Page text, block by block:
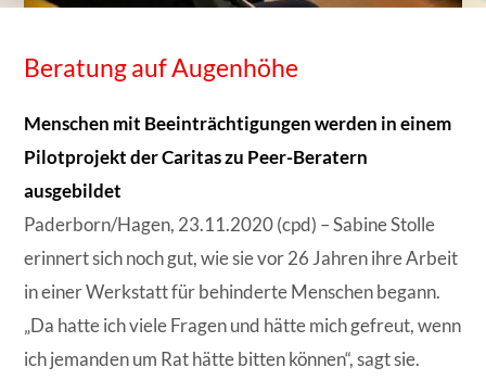
Beratung auf Augenhöhe
Menschen mit Beeinträchtigungen werden in einem
Pilotprojekt der Caritas zu Peer-Beratern
ausgebildet
Paderborn/Hagen, 23.11.2020 (cpd) – Sabine Stolle
erinnert sich noch gut, wie sie vor 26 Jahren ihre Arbeit
in einer Werkstatt für behinderte Menschen begann.
„Da hatte ich viele Fragen und hätte mich gefreut, wenn
ich jemanden um Rat hätte bitten können“, sagt sie.